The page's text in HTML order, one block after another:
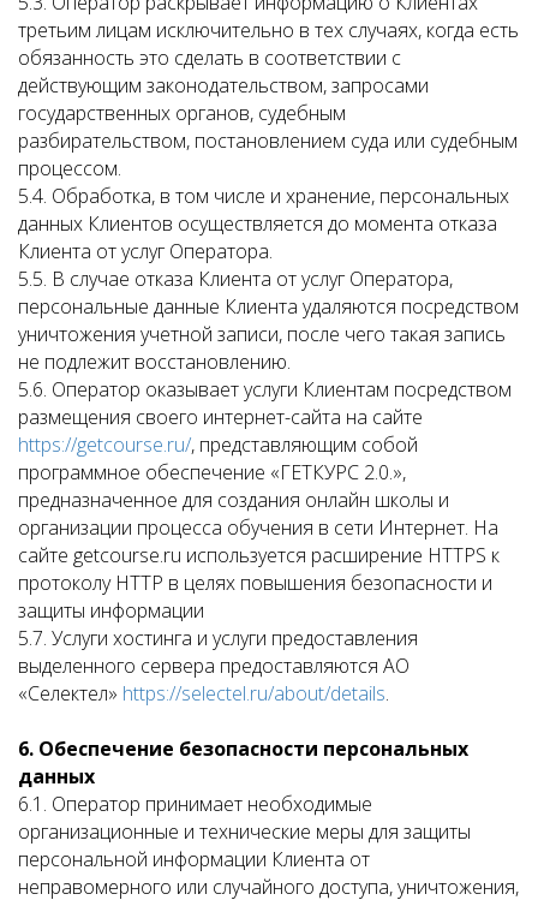
третьим лицам исключительно в тех случаях, когда есть
обязанность это сделать в соответствии с
действующим законодательством, запросами
государственных органов, судебным
разбирательством, постановлением суда или судебным
процессом.
5.4. Обработка, в том числе и хранение, персональных
данных Клиентов осуществляется до момента отказа
Клиента от услуг Оператора.
5.5. В случае отказа Клиента от услуг Оператора,
персональные данные Клиента удаляются посредством
уничтожения учетной записи, после чего такая запись
не подлежит восстановлению.
5.6. Оператор оказывает услуги Клиентам посредством
размещения своего интернет-сайта на сайте
https://getcourse.ru/, представляющим собой
программное обеспечение «ГЕТКУРС 2.0.»,
предназначенное для создания онлайн школы и
организации процесса обучения в сети Интернет. На
сайте getcourse.ru используется расширение HTTPS к
протоколу HTTP в целях повышения безопасности и
защиты информации
5.7. Услуги хостинга и услуги предоставления
выделенного сервера предоставляются АО
«Селектел» https://selectel.ru/about/details.
6. Обеспечение безопасности персональных
данных
6.1. Оператор принимает необходимые
организационные и технические меры для защиты
персональной информации Клиента от
неправомерного или случайного доступа, уничтожения,